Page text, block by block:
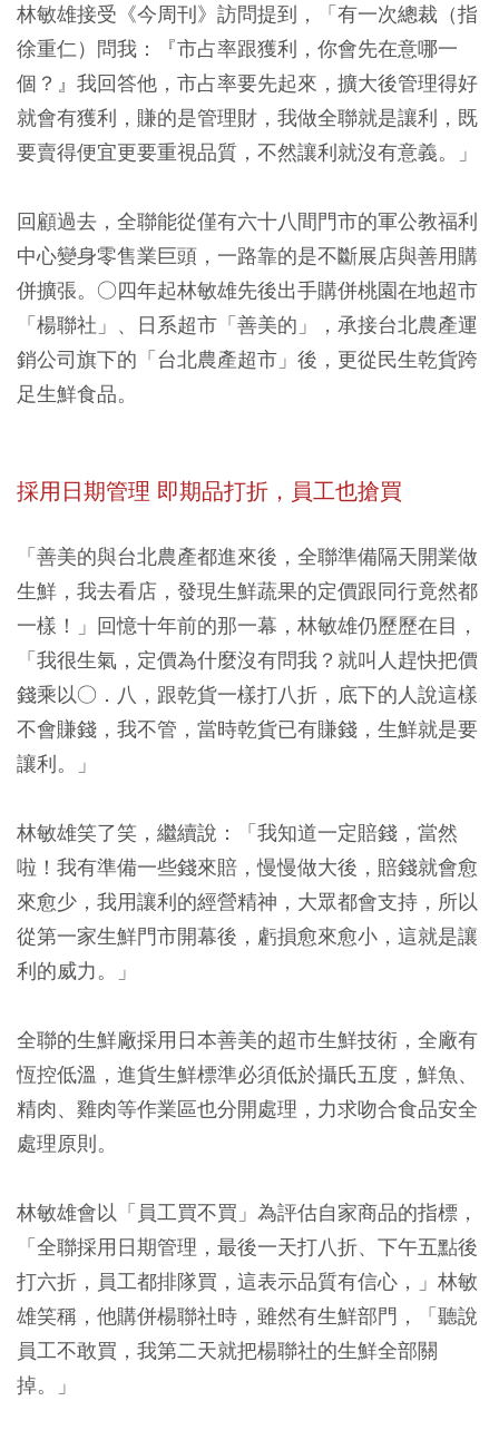
林敏雄接受《今周刊》訪問提到，「有一次總裁（指
徐重仁）問我：『市占率跟獲利，你會先在意哪一
個？』我回答他，市占率要先起來，擴大後管理得好
就會有獲利，賺的是管理財，我做全聯就是讓利，既
要賣得便宜更要重視品質，不然讓利就沒有意義。」
回顧過去，全聯能從僅有六十八間門市的軍公教福利
中心變身零售業巨頭，一路靠的是不斷展店與善用購
併擴張。○四年起林敏雄先後出手購併桃園在地超市
「楊聯社」、日系超市「善美的」，承接台北農產運
銷公司旗下的「台北農產超市」後，更從民生乾貨跨
足生鮮食品。
採用日期管理 即期品打折，員工也搶買
「善美的與台北農產都進來後，全聯準備隔天開業做
生鮮，我去看店，發現生鮮蔬果的定價跟同行竟然都
一樣！」回憶十年前的那一幕，林敏雄仍歷歷在目，
「我很生氣，定價為什麼沒有問我？就叫人趕快把價
錢乘以○．八，跟乾貨一樣打八折，底下的人說這樣
不會賺錢，我不管，當時乾貨已有賺錢，生鮮就是要
讓利。」
林敏雄笑了笑，繼續說：「我知道一定賠錢，當然
啦！我有準備一些錢來賠，慢慢做大後，賠錢就會愈
來愈少，我用讓利的經營精神，大眾都會支持，所以
從第一家生鮮門市開幕後，虧損愈來愈小，這就是讓
利的威力。」
全聯的生鮮廠採用日本善美的超市生鮮技術，全廠有
恆控低溫，進貨生鮮標準必須低於攝氏五度，鮮魚、
精肉、雞肉等作業區也分開處理，力求吻合食品安全
處理原則。
林敏雄會以「員工買不買」為評估自家商品的指標，
「全聯採用日期管理，最後一天打八折、下午五點後
打六折，員工都排隊買，這表示品質有信心，」林敏
雄笑稱，他購併楊聯社時，雖然有生鮮部門，「聽說
員工不敢買，我第二天就把楊聯社的生鮮全部關
掉。」